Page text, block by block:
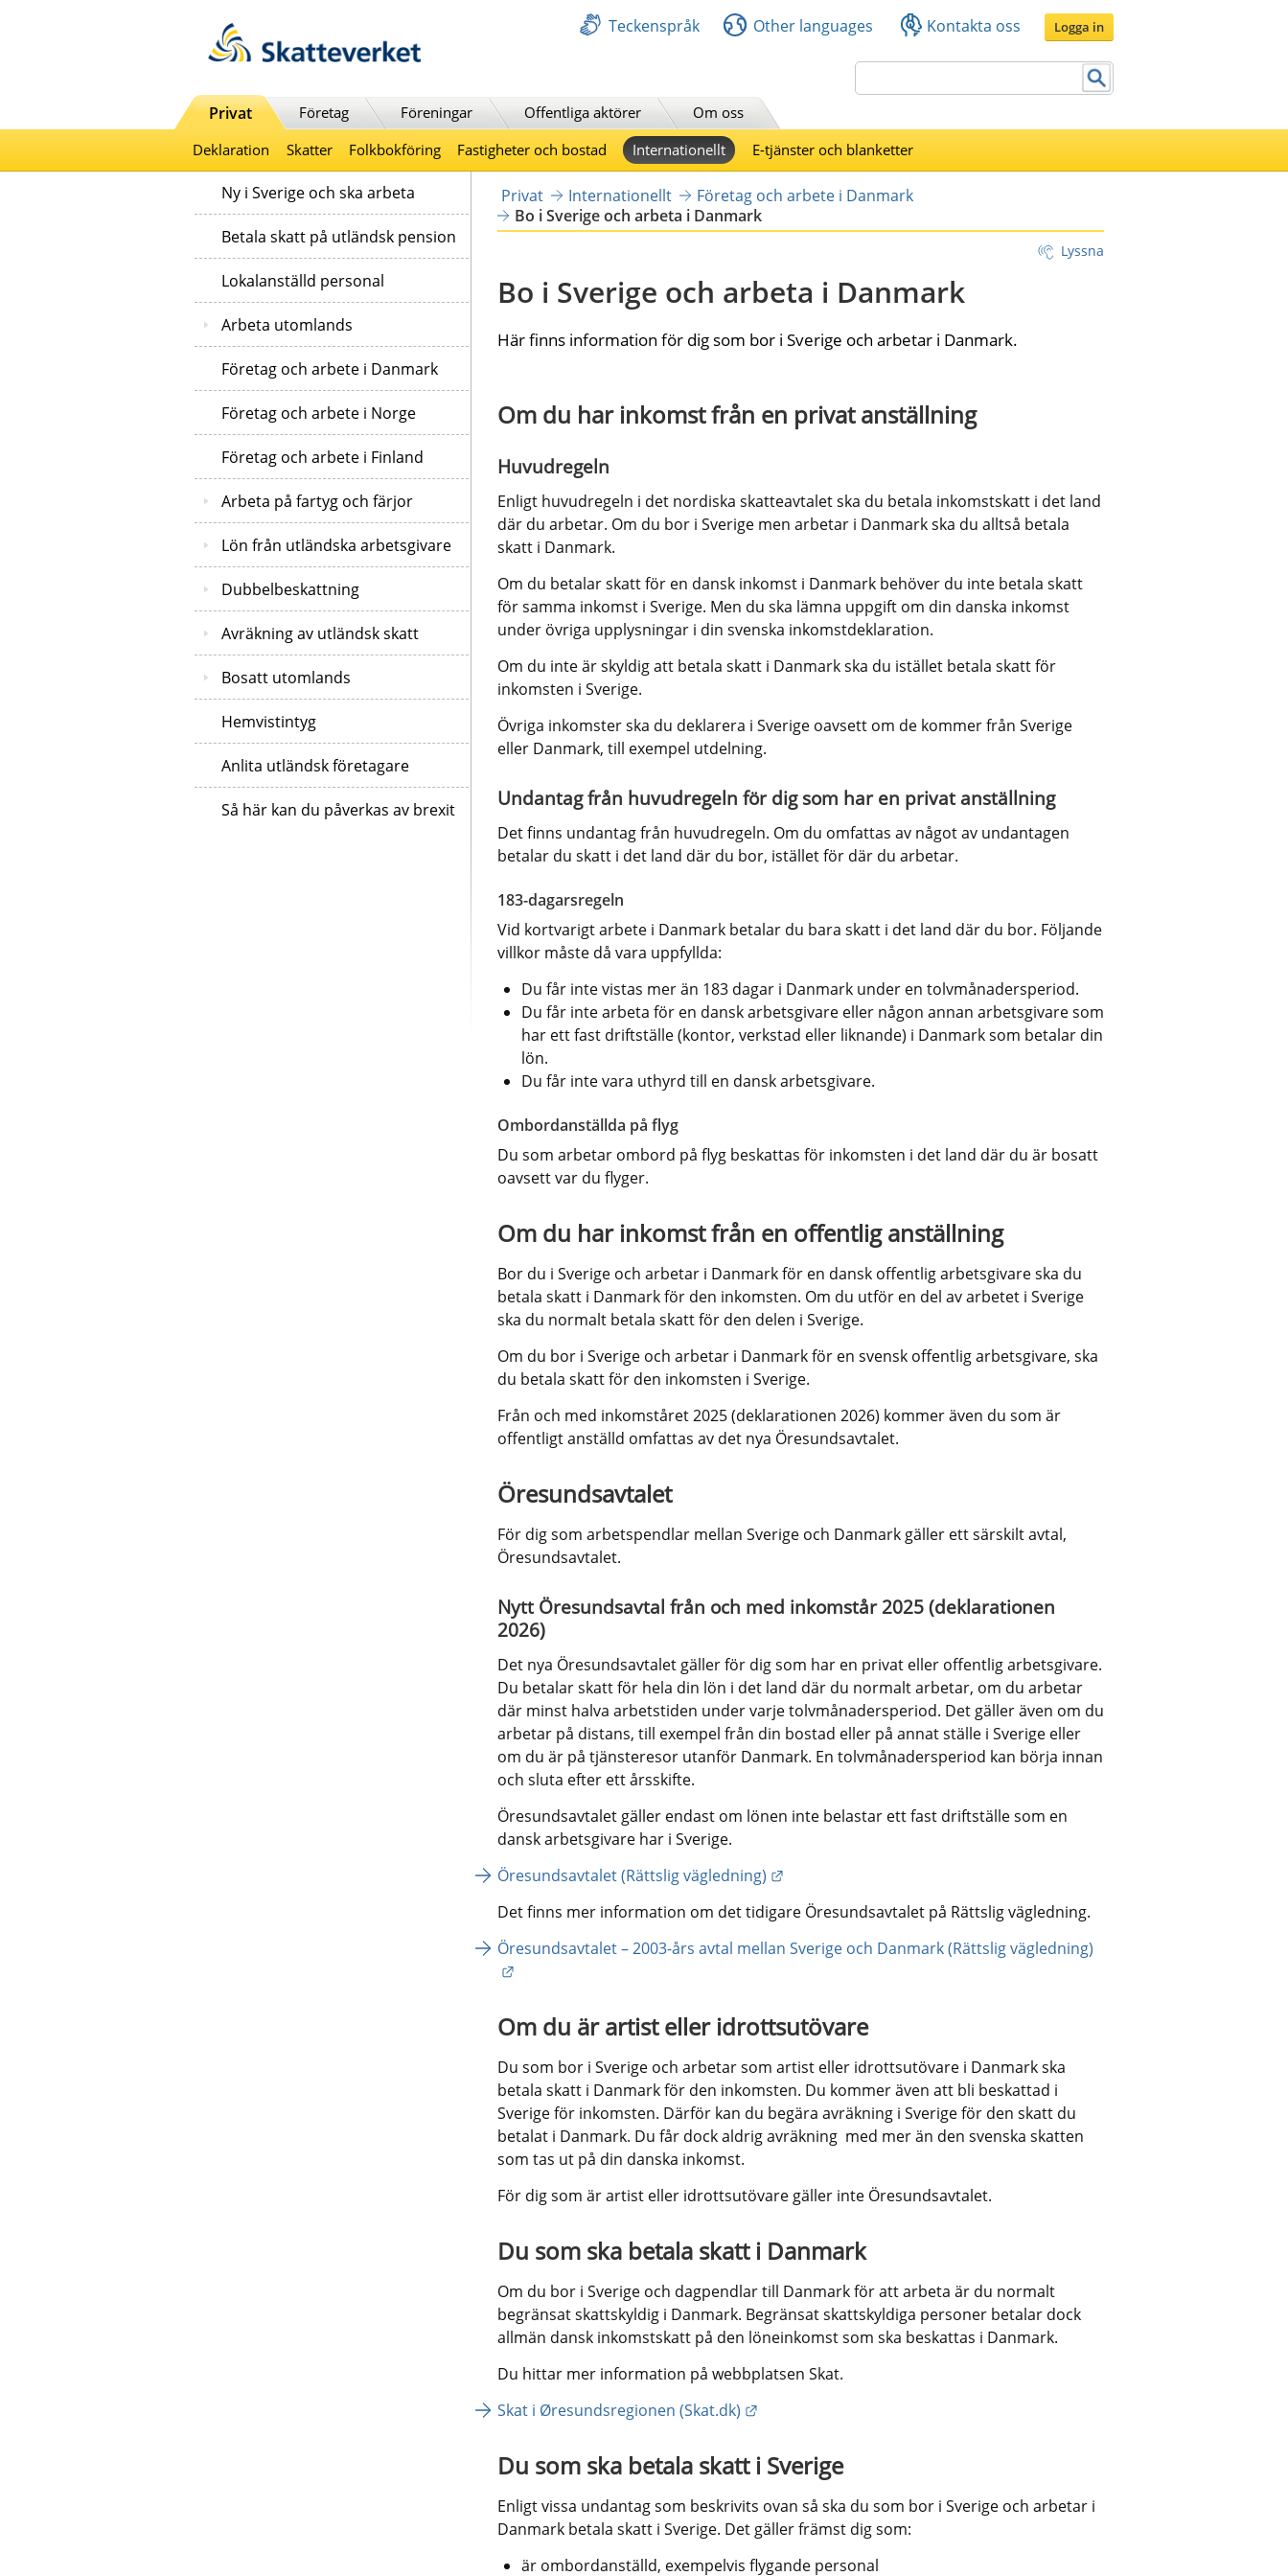
Teckenspråk Other languages Kontakta oss Logga in
Privat Företag Föreningar Offentliga aktörer
Om oss
Deklaration
Skatter Folkbokföring Fastigheter och bostad Internationellt E-tjänster och blanketter
Ny i Sverige och ska arbeta
Betala skatt på utländsk pension
Lokalanställd personal
Arbeta utomlands
Företag och arbete i Danmark
Företag och arbete i Norge
Företag och arbete i Finland
Arbeta på fartyg och färjor
Lön från utländska arbetsgivare
Dubbelbeskattning
Avräkning av utländsk skatt
Bosatt utomlands
Hemvistintyg
Anlita utländsk företagare
Så här kan du påverkas av brexit
Privat Internationellt
Företag och arbete i Danmark
Bo i Sverige och arbeta i Danmark
Lyssna
Bo i Sverige och arbeta i Danmark
Här finns information för dig som bor i Sverige och arbetar i Danmark.
Om du har inkomst från en privat anställning
Huvudregeln
Enligt huvudregeln i det nordiska skatteavtalet ska du betala inkomstskatt i det land
där du arbetar. Om du bor i Sverige men arbetar i Danmark ska du alltså betala
skatt i Danmark.
Om du betalar skatt för en dansk inkomst i Danmark behöver du inte betala skatt
för samma inkomst i Sverige. Men du ska lämna uppgift om din danska inkomst
under övriga upplysningar i din svenska inkomstdeklaration.
Om du inte är skyldig att betala skatt i Danmark ska du istället betala skatt för
inkomsten i Sverige.
Övriga inkomster ska du deklarera i Sverige oavsett om de kommer från Sverige
eller Danmark, till exempel utdelning.
Undantag från huvudregeln för dig som har en privat anställning
Det finns undantag från huvudregeln. Om du omfattas av något av undantagen
betalar du skatt i det land där du bor, istället för där du arbetar.
183-dagarsregeln
Vid kortvarigt arbete i Danmark betalar du bara skatt i det land där du bor. Följande
villkor måste då vara uppfyllda:
Du får inte vistas mer än 183 dagar i Danmark under en tolvmånadersperiod.
Du får inte arbeta för en dansk arbetsgivare eller någon annan arbetsgivare som
har ett fast driftställe (kontor, verkstad eller liknande) i Danmark som betalar din
lön.
Du får inte vara uthyrd till en dansk arbetsgivare.
Ombordanställda på flyg
Du som arbetar ombord på flyg beskattas för inkomsten i det land där du är bosatt
oavsett var du flyger.
Om du har inkomst från en offentlig anställning
Bor du i Sverige och arbetar i Danmark för en dansk offentlig arbetsgivare ska du
betala skatt i Danmark för den inkomsten. Om du utför en del av arbetet i Sverige
ska du normalt betala skatt för den delen i Sverige.
Om du bor i Sverige och arbetar i Danmark för en svensk offentlig arbetsgivare, ska
du betala skatt för den inkomsten i Sverige.
Från och med inkomståret 2025 (deklarationen 2026) kommer även du som är
offentligt anställd omfattas av det nya Öresundsavtalet.
Öresundsavtalet
För dig som arbetspendlar mellan Sverige och Danmark gäller ett särskilt avtal,
Öresundsavtalet.
Nytt Öresundsavtal från och med inkomstår 2025 (deklarationen
2026)
Det nya Öresundsavtalet gäller för dig som har en privat eller offentlig arbetsgivare.
Du betalar skatt för hela din lön i det land där du normalt arbetar, om du arbetar
där minst halva arbetstiden under varje tolvmånadersperiod. Det gäller även om du
arbetar på distans, till exempel från din bostad eller på annat ställe i Sverige eller
om du är på tjänsteresor utanför Danmark. En tolvmånadersperiod kan börja innan
och sluta efter ett årsskifte.
Öresundsavtalet gäller endast om lönen inte belastar ett fast driftställe som en
dansk arbetsgivare har i Sverige.
Öresundsavtalet (Rättslig vägledning)
Länk till annan webbplats.
Det finns mer information om det tidigare Öresundsavtalet på Rättslig vägledning.
Öresundsavtalet – 2003-års avtal mellan Sverige och Danmark (Rättslig vägledning)
Länk till annan webbplats.
Om du är artist eller idrottsutövare
Du som bor i Sverige och arbetar som artist eller idrottsutövare i Danmark ska
betala skatt i Danmark för den inkomsten. Du kommer även att bli beskattad i
Sverige för inkomsten. Därför kan du begära avräkning i Sverige för den skatt du
betalat i Danmark. Du får dock aldrig avräkning  med mer än den svenska skatten
som tas ut på din danska inkomst.
För dig som är artist eller idrottsutövare gäller inte Öresundsavtalet.
Du som ska betala skatt i Danmark
Om du bor i Sverige och dagpendlar till Danmark för att arbeta är du normalt
begränsat skattskyldig i Danmark. Begränsat skattskyldiga personer betalar dock
allmän dansk inkomstskatt på den löneinkomst som ska beskattas i Danmark.
Du hittar mer information på webbplatsen Skat.
Skat i Øresundsregionen (Skat.dk)
Länk till annan webbplats.
Du som ska betala skatt i Sverige
Enligt vissa undantag som beskrivits ovan så ska du som bor i Sverige och arbetar i
Danmark betala skatt i Sverige. Det gäller främst dig som:
är ombordanställd, exempelvis flygande personal